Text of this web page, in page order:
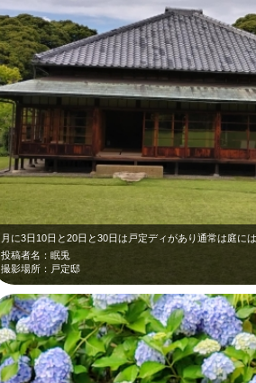
月に3日10日と20日と30日は戸定ディがあり通常は庭に
投稿者名：眠兎
撮影場所：戸定邸